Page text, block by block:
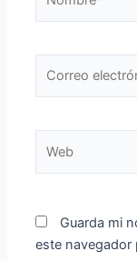
Guarda mi
este navegador